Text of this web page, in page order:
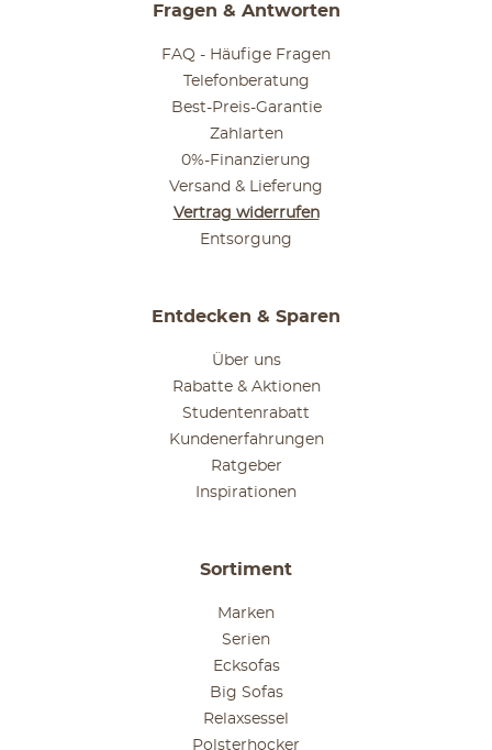
Fragen & Antworten
FAQ - Häufige Fragen
Telefonberatung
Best-Preis-Garantie
Zahlarten
0%-Finanzierung
Versand & Lieferung
Vertrag widerrufen
Entsorgung
Entdecken & Sparen
Über uns
Rabatte & Aktionen
Studentenrabatt
Kundenerfahrungen
Ratgeber
Inspirationen
Sortiment
Marken
Serien
Ecksofas
Big Sofas
Relaxsessel
Polsterhocker